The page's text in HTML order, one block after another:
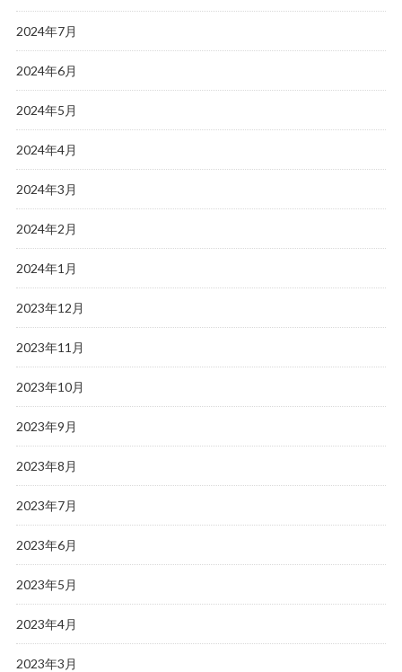
2024年7月
2024年6月
2024年5月
2024年4月
2024年3月
2024年2月
2024年1月
2023年12月
2023年11月
2023年10月
2023年9月
2023年8月
2023年7月
2023年6月
2023年5月
2023年4月
2023年3月